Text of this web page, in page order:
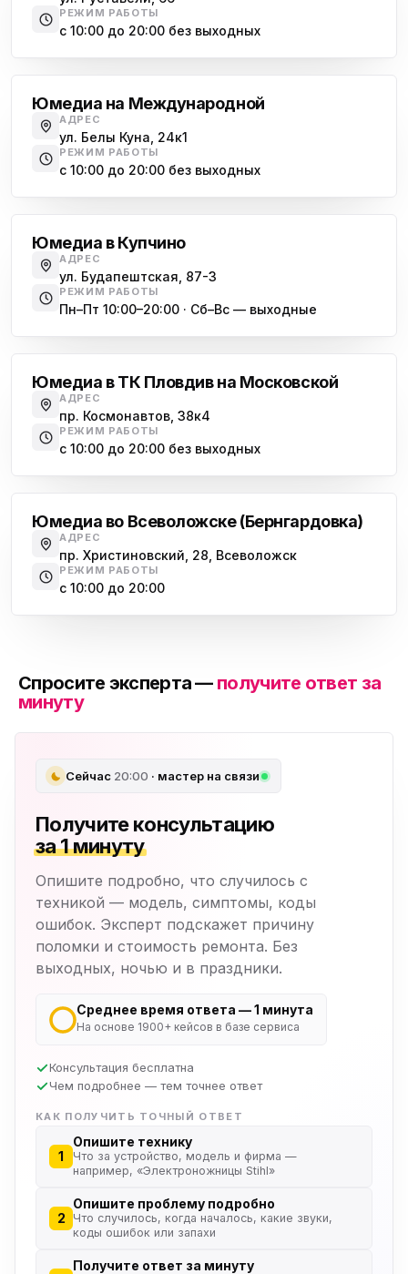
РЕЖИМ РАБОТЫ
с 10:00 до 20:00 без выходных
Юмедиа на Международной
АДРЕС
ул. Белы Куна, 24к1
РЕЖИМ РАБОТЫ
с 10:00 до 20:00 без выходных
Юмедиа в Купчино
АДРЕС
ул. Будапештская, 87-3
РЕЖИМ РАБОТЫ
Пн–Пт 10:00–20:00 · Сб–Вс — выходные
Юмедиа в ТК Пловдив на Московской
АДРЕС
пр. Космонавтов, 38к4
РЕЖИМ РАБОТЫ
с 10:00 до 20:00 без выходных
Юмедиа во Всеволожске (Бернгардовка)
АДРЕС
пр. Христиновский, 28, Всеволожск
РЕЖИМ РАБОТЫ
с 10:00 до 20:00
Спросите эксперта — получите ответ за
минуту
Сейчас 20:00 · мастер на связи
Получите консультацию
за 1 минуту
Опишите подробно, что случилось с
техникой — модель, симптомы, коды
ошибок. Эксперт подскажет причину
поломки и стоимость ремонта. Без
выходных, ночью и в праздники.
Среднее время ответа — 1 минута
На основе 1900+ кейсов в базе сервиса
Консультация бесплатна
Чем подробнее — тем точнее ответ
КАК ПОЛУЧИТЬ ТОЧНЫЙ ОТВЕТ
1
Опишите технику
Что за устройство, модель и фирма —
например, «Электроножницы Stihl»
2
Опишите проблему подробно
Что случилось, когда началось, какие звуки,
коды ошибок или запахи
Получите ответ за минуту